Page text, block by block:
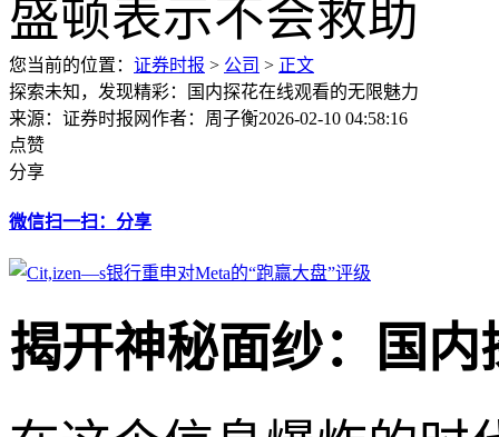
您当前的位置： 证券时报 > 公司 > 正文
探索未知，发现精彩：国内探花在线观看的无限魅力
来源：证券时报网作者：周子衡2026-02-10 04:58:16
点赞
分享
微信扫一扫：分享
揭开神秘面纱：国